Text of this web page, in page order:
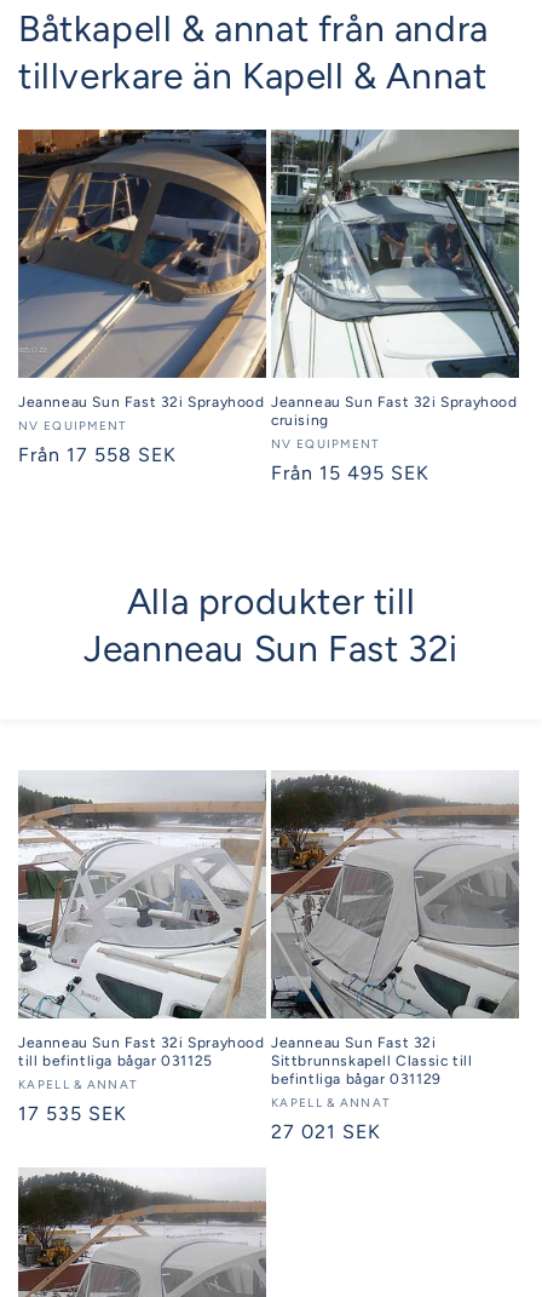
Båtkapell & annat från andra
tillverkare än Kapell & Annat
Jeanneau Sun Fast 32i Sprayhood
Säljare:
NV EQUIPMENT
Ordinarie
Från 17 558 SEK
Jeanneau Sun Fast 32i Sprayhood
cruising
Säljare:
NV EQUIPMENT
Ordinarie
Från 15 495 SEK
Alla produkter till
Jeanneau Sun Fast 32i
Jeanneau Sun Fast 32i Sprayhood
till befintliga bågar 031125
Säljare:
KAPELL & ANNAT
Ordinarie
17 535 SEK
Jeanneau Sun Fast 32i
Sittbrunnskapell Classic till
befintliga bågar 031129
Säljare:
KAPELL & ANNAT
Ordinarie
27 021 SEK